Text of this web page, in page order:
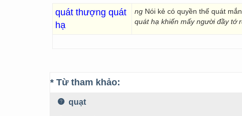
quát thượng quát
hạ
ng Nói kẻ có quyền thế quát
quát hạ khiến mấy người đầy tớ
* Từ tham khảo:
quạt